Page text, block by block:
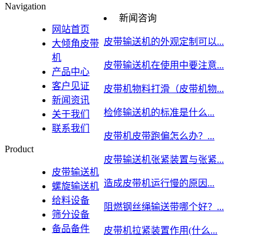
新闻咨询
皮带输送机的外观定制可以...
皮带输送机在使用中要注意...
皮带机物料打滑（皮带机物...
检修输送机的标准是什么...
皮带机皮带跑偏怎么办？...
皮带输送机张紧装置与张紧...
造成皮带机运行慢的原因...
阻燃钢丝绳输送带哪个好？...
皮带机拉紧装置作用(什么...
Navigation
网站首页
大倾角皮带
机
产品中心
客户见证
新闻资讯
关于我们
联系我们
Product
皮带输送机
螺旋输送机
给料设备
筛分设备
备品备件